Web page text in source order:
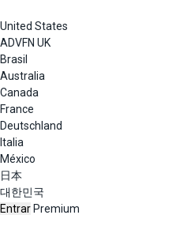
United States
ADVFN UK
Brasil
Australia
Canada
France
Deutschland
Italia
México
日本
대한민국
Entrar Premium